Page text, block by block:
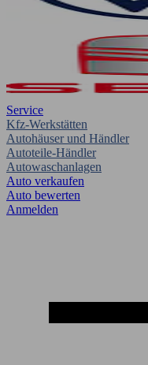
Service
Kfz-Werkstätten
Autohäuser und Händler
Autoteile-Händler
Autowaschanlagen
Auto verkaufen
Auto bewerten
Anmelden